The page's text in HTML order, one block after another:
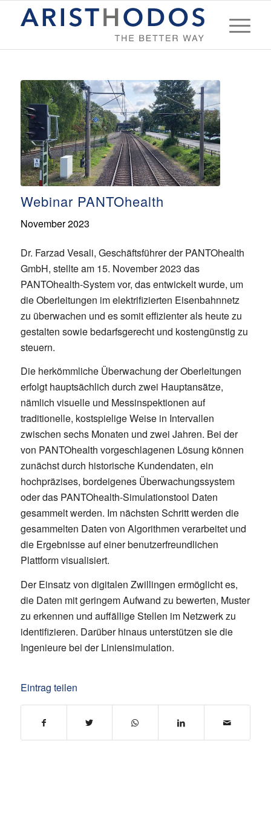
Webinar PANTOhealth
November 2023
Dr. Farzad Vesali, Geschäftsführer der PANTOhealth
GmbH, stellte am 15. November 2023 das
PANTOhealth-System vor, das entwickelt wurde, um
die Oberleitungen im elektrifizierten Eisenbahnnetz
zu überwachen und es somit effizienter als heute zu
gestalten sowie bedarfsgerecht und kostengünstig zu
steuern.
Die herkömmliche Überwachung der Oberleitungen
erfolgt hauptsächlich durch zwei Hauptansätze,
nämlich visuelle und Messinspektionen auf
traditionelle, kostspielige Weise in Intervallen
zwischen sechs Monaten und zwei Jahren. Bei der
von PANTOhealth vorgeschlagenen Lösung können
zunächst durch historische Kundendaten, ein
hochpräzises, bordeigenes Überwachungssystem
oder das PANTOhealth-Simulationstool Daten
gesammelt werden. Im nächsten Schritt werden die
gesammelten Daten von Algorithmen verarbeitet und
die Ergebnisse auf einer benutzerfreundlichen
Plattform visualisiert.
Der Einsatz von digitalen Zwillingen ermöglicht es,
die Daten mit geringem Aufwand zu bewerten, Muster
zu erkennen und auffällige Stellen im Netzwerk zu
identifizieren. Darüber hinaus unterstützen sie die
Ingenieure bei der Liniensimulation.
Eintrag teilen